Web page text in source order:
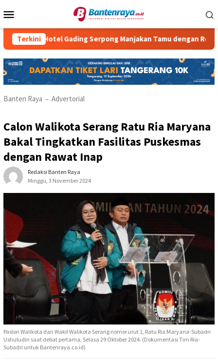
ke
Mobile
Terkini
Hotel Gading Serpong Manjakan Tamu dengan Robot Waiter
Banten Raya – Advertorial
Calon Walikota Serang Ratu Ria Maryana
Bakal Tingkatkan Fasilitas Puskesmas
dengan Rawat Inap
Redaksi Banten Raya
Minggu, 3 November 2024
Paslon Walikota dan Wakil Walikota Serang nomor urut 1, Ratu Ria Maryana-Subadri
Ushuludin saat debat pertama, Selasa 29 Oktober 2024. (Dokumentasi Tim Ria-
Subadri untuk Bantenraya.co.id)